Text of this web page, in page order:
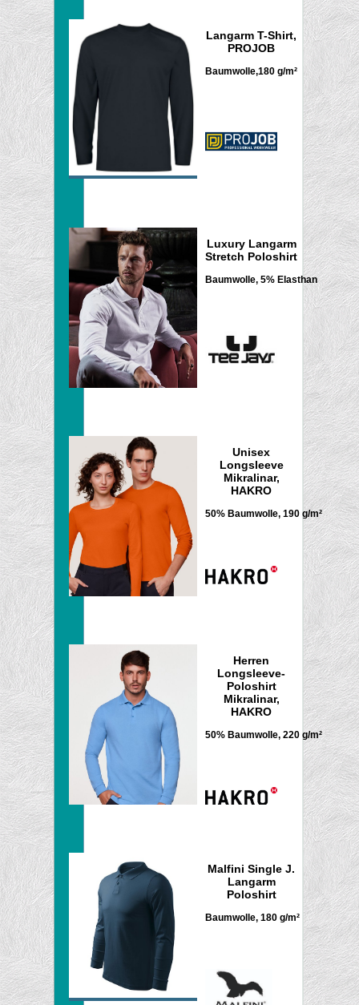
Langarm T-Shirt,
PROJOB
Baumwolle,180 g/m²
Luxury Langarm
Stretch Poloshirt
Baumwolle, 5% Elasthan
Unisex
Longsleeve
Mikralinar,
HAKRO
50% Baumwolle, 190 g/m²
Herren
Longsleeve-
Poloshirt
Mikralinar,
HAKRO
50% Baumwolle, 220 g/m²
Malfini Single J.
Langarm
Poloshirt
Baumwolle, 180 g/m²